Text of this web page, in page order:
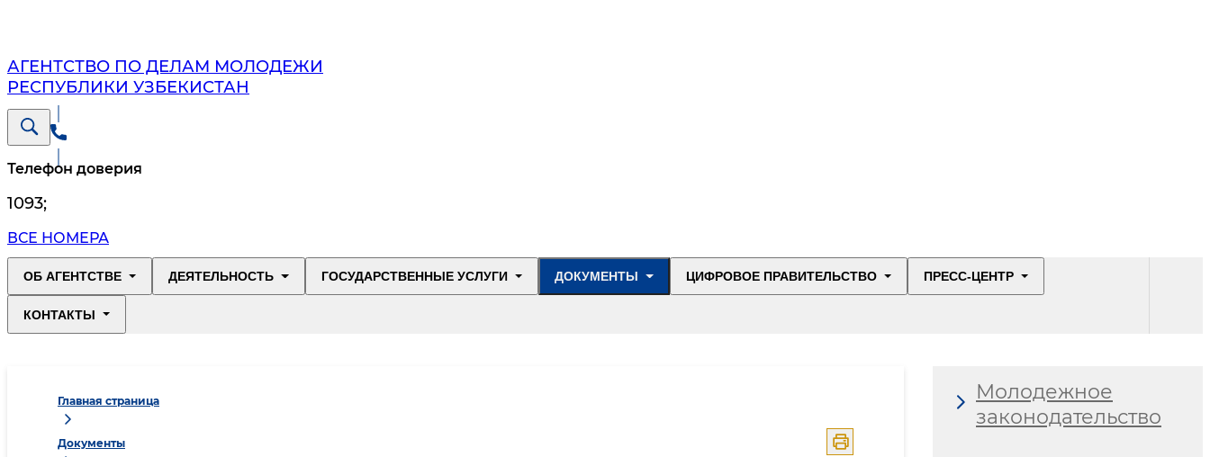
АГЕНТСТВО ПО ДЕЛАМ МОЛОДЕЖИ
РЕСПУБЛИКИ УЗБЕКИСТАН
Телефон доверия
1093;
ВСЕ НОМЕРА
ОБ АГЕНТСТВЕ ДЕЯТЕЛЬНОСТЬ ГОСУДАРСТВЕННЫЕ УСЛУГИ ДОКУМЕНТЫ ЦИФРОВОЕ ПРАВИТЕЛЬСТВО ПРЕСС-ЦЕНТР
КОНТАКТЫ
Главная страница
Документы
Молодежное
законодательство